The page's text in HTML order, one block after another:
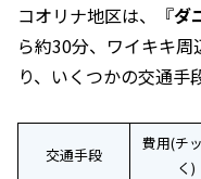
コオリナ地区は、『ダ
ら約30分、ワイキキ
り、いくつかの交通手
交通手段
費用(チ
く)